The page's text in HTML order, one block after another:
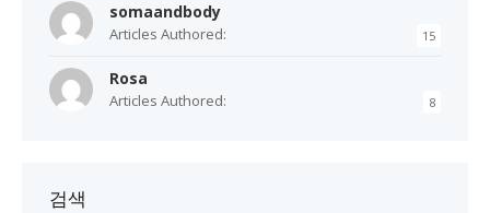
somaandbody
Articles Authored: 15
Rosa
Articles Authored: 8
검색